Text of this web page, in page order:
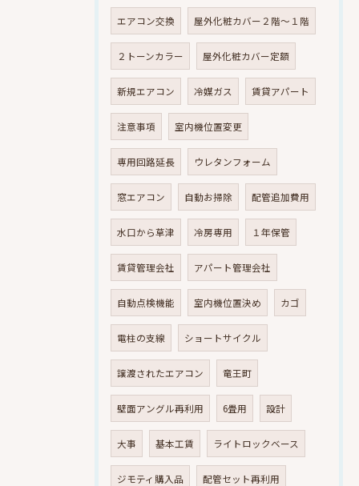
エアコン交換 屋外化粧カバー２階～１階
２トーンカラー 屋外化粧カバー定額
新規エアコン 冷媒ガス 賃貸アパート
注意事項 室内機位置変更
専用回路延長 ウレタンフォーム
窓エアコン 自動お掃除 配管追加費用
水口から草津 冷房専用 １年保管
賃貸管理会社 アパート管理会社
自動点検機能 室内機位置決め カゴ
電柱の支線 ショートサイクル
譲渡されたエアコン 竜王町
壁面アングル再利用 6畳用 設計
大事 基本工賃 ライトロックベース
ジモティ購入品 配管セット再利用